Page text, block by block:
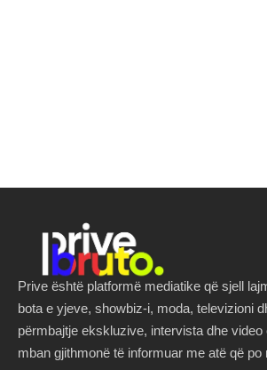
Prive është platformë mediatike që sjell
bota e yjeve, showbiz-i, moda, televizioni
përmbajtje ekskluzive, intervista dhe video
mban gjithmonë të informuar me atë që po